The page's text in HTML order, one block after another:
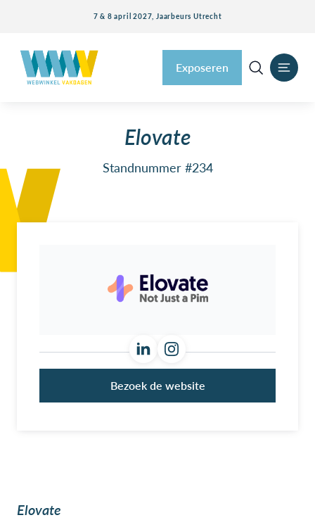
7 & 8 april 2027, Jaarbeurs Utrecht
Exposeren
Elovate
Standnummer #234
Bezoek de website
Elovate